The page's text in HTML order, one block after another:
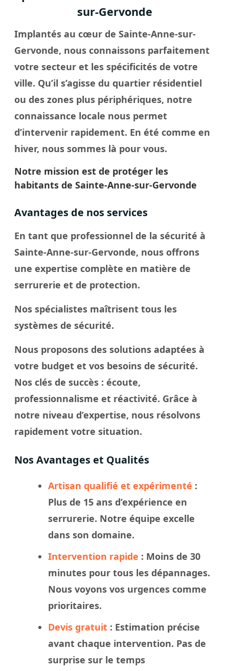
sur-Gervonde
Implantés au cœur de Sainte-Anne-sur-
Gervonde, nous connaissons parfaitement
votre secteur et les spécificités de votre
ville. Qu’il s’agisse du quartier résidentiel
ou des zones plus périphériques, notre
connaissance locale nous permet
d’intervenir rapidement. En été comme en
hiver, nous sommes là pour vous.
Notre mission est de protéger les
habitants de Sainte-Anne-sur-Gervonde
Avantages de nos services
En tant que professionnel de la sécurité à
Sainte-Anne-sur-Gervonde, nous offrons
une expertise complète en matière de
serrurerie et de protection.
Nos spécialistes maîtrisent tous les
systèmes de sécurité.
Nous proposons des solutions adaptées à
votre budget et vos besoins de sécurité.
Nos clés de succès : écoute,
professionnalisme et réactivité. Grâce à
notre niveau d’expertise, nous résolvons
rapidement votre situation.
Nos Avantages et Qualités
Artisan qualifié et expérimenté :
Plus de 15 ans d’expérience en
serrurerie. Notre équipe excelle
dans son domaine.
Intervention rapide : Moins de 30
minutes pour tous les dépannages.
Nous voyons vos urgences comme
prioritaires.
Devis gratuit : Estimation précise
avant chaque intervention. Pas de
surprise sur le temps